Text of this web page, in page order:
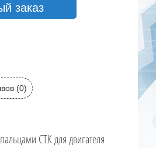
заказ
(0)
СТК для двигателя